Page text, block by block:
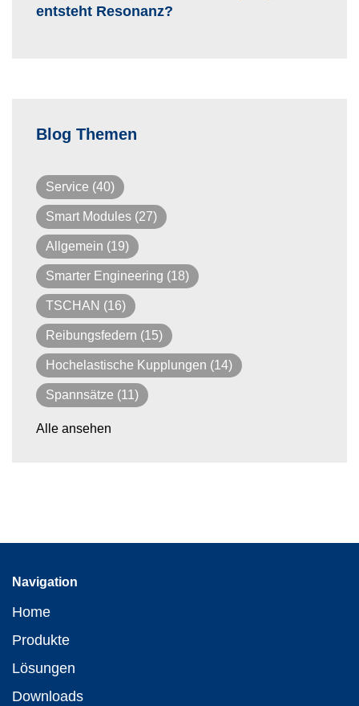
entsteht Resonanz?
Blog Themen
Service (40)
Smart Modules (27)
Allgemein (19)
Smarter Engineering (18)
TSCHAN (16)
Reibungsfedern (15)
Hochelastische Kupplungen (14)
Spannsätze (11)
Alle ansehen
Navigation
Home
Produkte
Lösungen
Downloads